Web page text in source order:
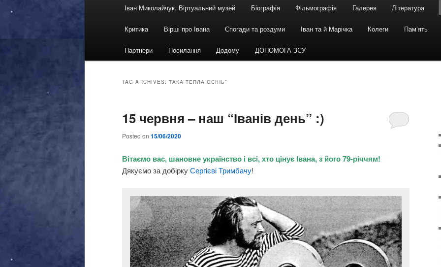
Іван Миколайчук. Віртуальний музей Біографія Фільмографія Галерея Література
Критика Вірші про Івана Спогади та роздуми Іван та й Марічка Колеги Пам’ять
Партнери Посилання Додому ДОПОМОГА ЗСУ
TAG ARCHIVES: ТАКА ТЕПЛА ОСІНЬ”
15 червня – наш “Іванів день” :)
Posted on 15/06/2020
Вітаємо вас, шановне українство і всі, хто цінує Івана, з його 79-річчям!
Дякуємо за добіркуСергієві Тримбачу!